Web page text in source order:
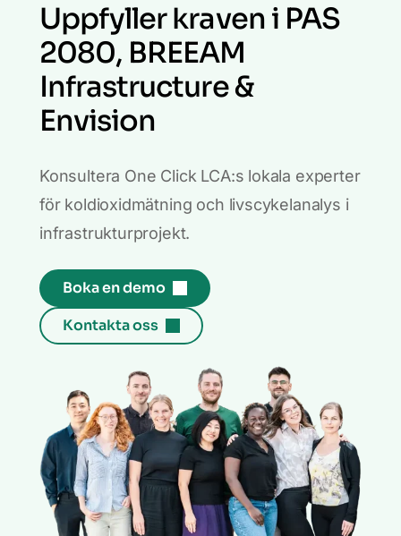
Uppfyller kraven i PAS
2080, BREEAM
Infrastructure &
Envision
Konsultera One Click LCA:s lokala experter
för koldioxidmätning och livscykelanalys i
infrastrukturprojekt.
Boka en demo
Kontakta oss